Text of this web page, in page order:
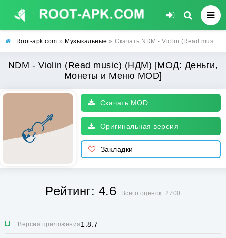
Root-apk.com » Музыкальные » Скачать NDM - Violin (Read music) (НДМ) [МОД: Деньги, Монеты и Меню MOD] | Взлом NDM - Violin (Read music) на Андроид
NDM - Violin (Read music) (НДМ) [МОД: Деньги,
Монеты и Меню MOD]
Скачать MOD
Оригинальная версия
Закладки
Рейтинг: 4.6 Всего оценок: 2700
Версия приложения:1.8.7